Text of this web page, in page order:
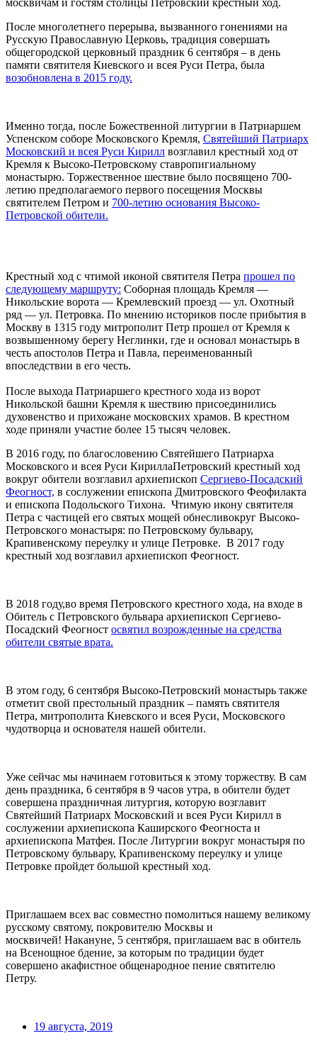
После многолетнего перерыва, вызванного гонениями на
Русскую Православную Церковь, традиция совершать
общегородской церковный праздник 6 сентября – в день
памяти святителя Киевского и всея Руси Петра, была
возобновлена в 2015 году.
Именно тогда, после Божественной литургии в Патриаршем
Успенском соборе Московского Кремля, Святейший Патриарх
Московский и всея Руси Кирилл возглавил крестный ход от
Кремля к Высоко-Петровскому ставропигиальному
монастырю. Торжественное шествие было посвящено 700-
летию предполагаемого первого посещения Москвы
святителем Петром и 700-летию основания Высоко-
Петровской обители.
Крестный ход с чтимой иконой святителя Петра прошел по
следующему маршруту: Соборная площадь Кремля —
Никольские ворота — Кремлевский проезд — ул. Охотный
ряд — ул. Петровка. По мнению историков после прибытия в
Москву в 1315 году митрополит Петр прошел от Кремля к
возвышенному берегу Неглинки, где и основал монастырь в
честь апостолов Петра и Павла, переименованный
впоследствии в его честь.
После выхода Патриаршего крестного хода из ворот
Никольской башни Кремля к шествию присоединились
духовенство и прихожане московских храмов. В крестном
ходе приняли участие более 15 тысяч человек.
В 2016 году, по благословению Святейшего Патриарха
Московского и всея Руси КириллаПетровский крестный ход
вокруг обители возглавил архиепископ Сергиево-Посадский
Феогност, в сослужении епископа Дмитровского Феофилакта
и епископа Подольского Тихона. Чтимую икону святителя
Петра с частицей его святых мощей обнесливокруг Высоко-
Петровского монастыря: по Петровскому бульвару,
Крапивенскому переулку и улице Петровке. В 2017 году
крестный ход возглавил архиепископ Феогност.
В 2018 году,во время Петровского крестного хода, на входе в
Обитель с Петровского бульвара архиепископ Сергиево-
Посадский Феогност освятил возрожденные на средства
обители святые врата.
В этом году, 6 сентября Высоко-Петровский монастырь также
отметит свой престольный праздник – память святителя
Петра, митрополита Киевского и всея Руси, Московского
чудотворца и основателя нашей обители.
Уже сейчас мы начинаем готовиться к этому торжеству. В сам
день праздника, 6 сентября в 9 часов утра, в обители будет
совершена праздничная литургия, которую возглавит
Святейший Патриарх Московский и всея Руси Кирилл в
сослужении архиепископа Каширского Феогноста и
архиепископа Матфея. После Литургии вокруг монастыря по
Петровскому бульвару, Крапивенскому переулку и улице
Петровке пройдет большой крестный ход.
Приглашаем всех вас совместно помолиться нашему великому
русскому святому, покровителю Москвы и
москвичей! Накануне, 5 сентября, приглашаем вас в обитель
на Всенощное бдение, за которым по традиции будет
совершено акафистное общенародное пение святителю
Петру.
19 августа, 2019